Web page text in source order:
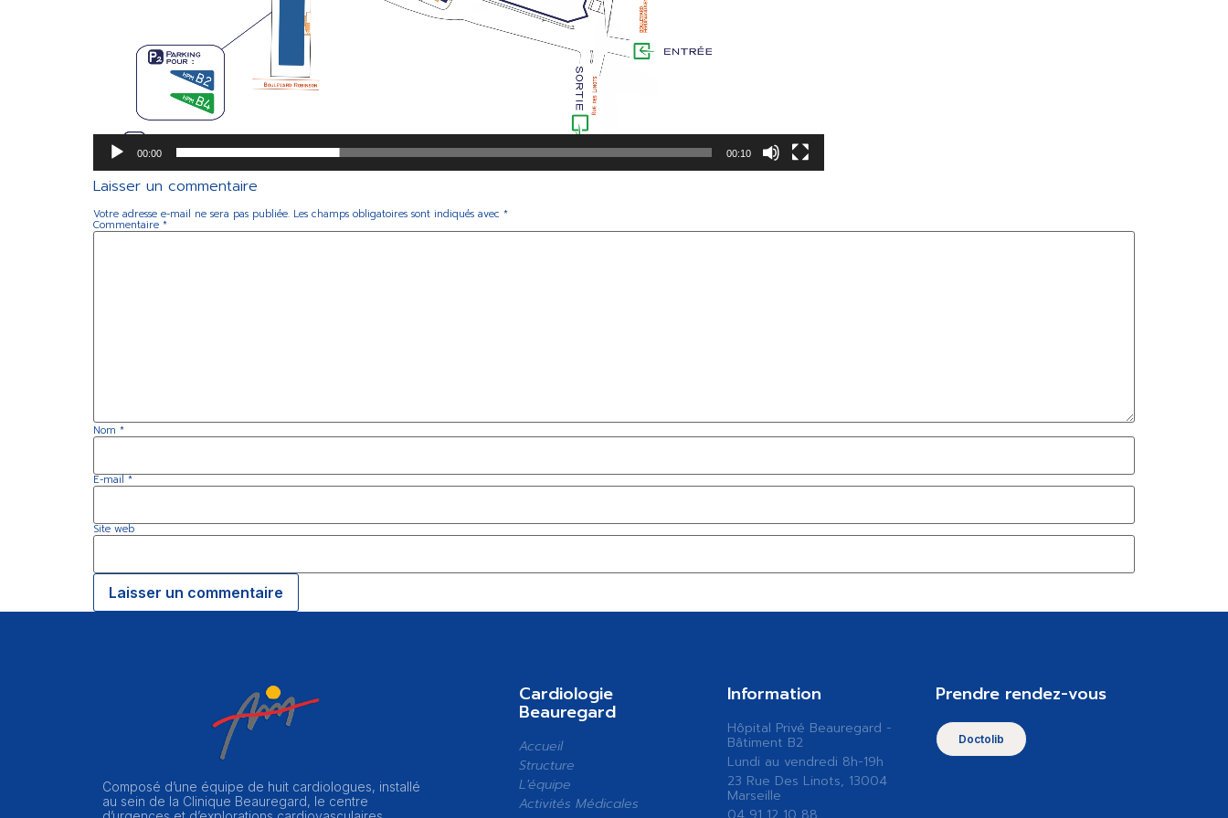
00:00 00:10
Laisser un commentaire
Votre adresse e-mail ne sera pas publiée. Les champs obligatoires sont indiqués avec *
Commentaire *
Nom *
E-mail*
Site web
Composé d’une équipe de huit cardiologues, installé
au sein de la Clinique Beauregard, le centre
Cardiologie
Beauregard
Accueil
Structure
L'équipe
Activités Médicales
Information
Hôpital Privé Beauregard -
Bâtiment B2
Lundi au vendredi 8h-19h
23 Rue Des Linots, 13004
Marseille
Prendre rendez-vous
Doctolib